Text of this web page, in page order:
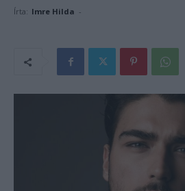
Írta: Imre Hilda -